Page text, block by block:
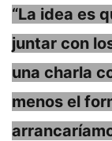
“La idea es
juntar con
una charla
menos el